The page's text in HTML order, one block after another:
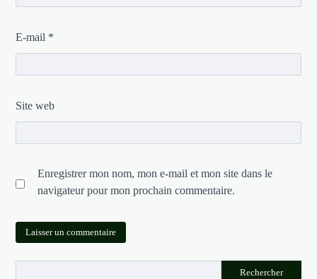
E-mail *
Site web
Enregistrer mon nom, mon e-mail et mon site dans le
navigateur pour mon prochain commentaire.
Rechercher